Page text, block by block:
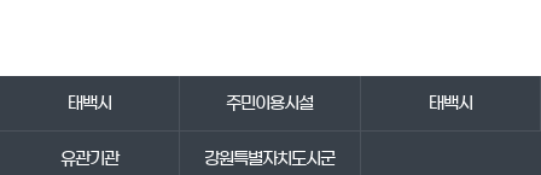
태백시 주민이용시설 태백시
유관기관 강원특별자치도시군